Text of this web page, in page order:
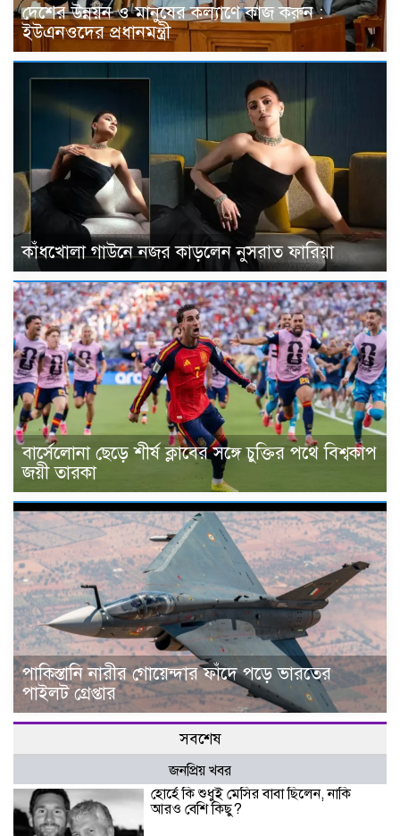
দেশের উন্নয়ন ও মানুষের কল্যাণে কাজ করুন :
ইউএনওদের প্রধানমন্ত্রী
কাঁধখোলা গাউনে নজর কাড়লেন নুসরাত ফারিয়া
বার্সেলোনা ছেড়ে শীর্ষ ক্লাবের সঙ্গে চুক্তির পথে বিশ্বকাপ
জয়ী তারকা
পাকিস্তানি নারীর গোয়েন্দার ফাঁদে পড়ে ভারতের
পাইলট গ্রেপ্তার
সবশেষ
জনপ্রিয় খবর
হোর্হে কি শুধুই মেসির বাবা ছিলেন, নাকি
আরও বেশি কিছু?